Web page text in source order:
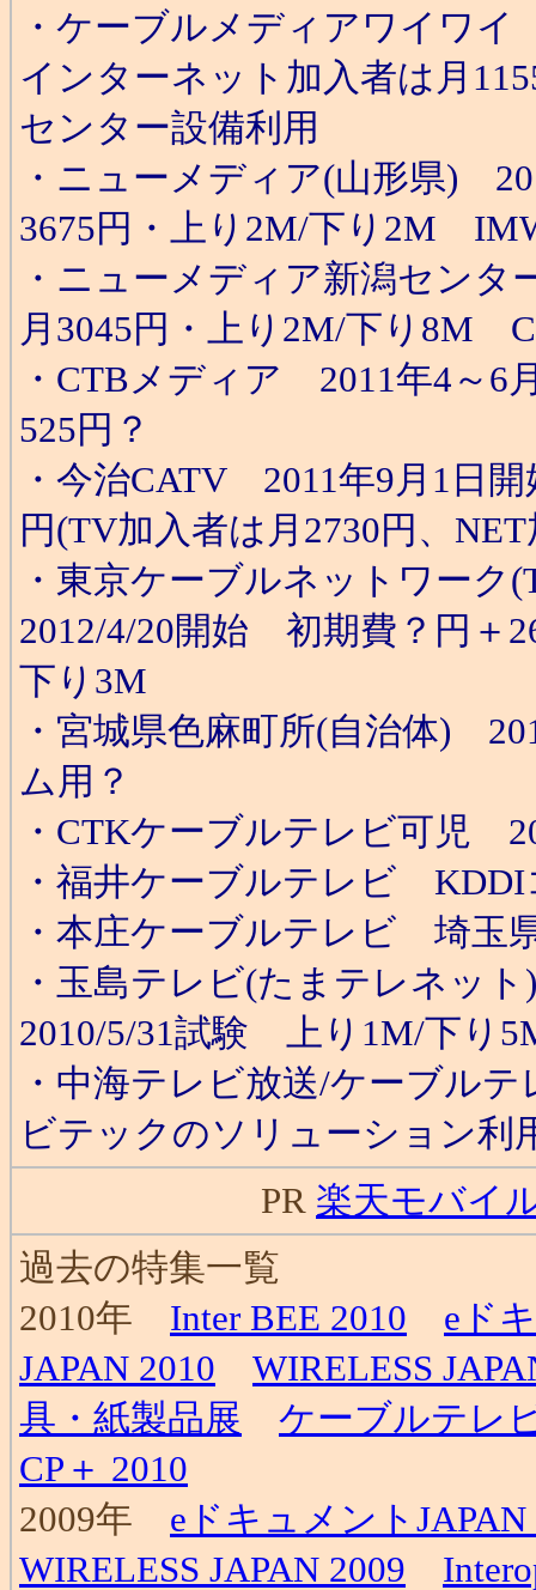
・ケーブルメディアワイワ
インターネット加入者は月
センター設備利用
・ニューメディア(山形県)
3675円・上り2M/下り2M
・ニューメディア新潟セン
月3045円・上り2M/下り8M
・CTBメディア 2011年4～
525円？
・今治CATV 2011年9月1日
円(TV加入者は月2730円、
・東京ケーブルネットワー
2012/4/20開始 初期費？円＋
下り3M
・宮城県色麻町所(自治体)
ム用？
・CTKケーブルテレビ可児
・福井ケーブルテレビ
・本庄ケーブルテレビ 埼玉
・玉島テレビ(たまテレネ
2010/5/31試験 上り1M/下り
・中海テレビ放送/ケーブル
ビテックのソリューション利
PR 楽天モバイ
過去の特集一覧
2010年 Inter BEE 2010
eド
JAPAN 2010
WIRELESS
具・紙製品展
ケーブルテレ
CP＋ 2010
2009年 eドキュメントJAPAN
WIRELESS JAPAN 2009